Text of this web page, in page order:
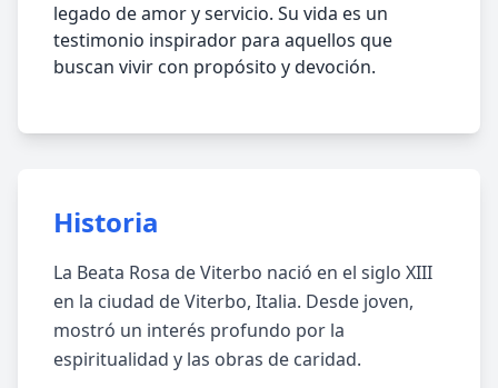
legado de amor y servicio. Su vida es un
testimonio inspirador para aquellos que
buscan vivir con propósito y devoción.
Historia
La Beata Rosa de Viterbo nació en el siglo XIII
en la ciudad de Viterbo, Italia. Desde joven,
mostró un interés profundo por la
espiritualidad y las obras de caridad.